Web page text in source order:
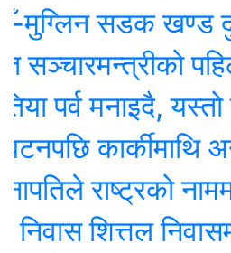
सडक खण्ड
मनाइदै, यस्तो छ
कार्कीमाथि
राष्ट्रको नाममा
शित्तल